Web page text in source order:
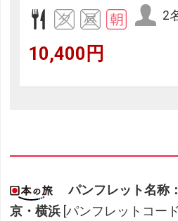
2
10,400円
パンフレット名称
京・横浜 [パンフレットコー